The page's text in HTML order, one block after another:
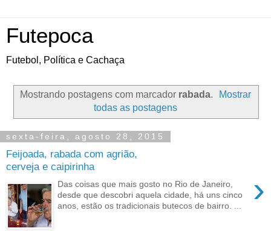
Futepoca
Futebol, Política e Cachaça
Mostrando postagens com marcador rabada.
Mostrar
todas as postagens
sexta-feira, agosto 28, 2015
Feijoada, rabada com agrião,
cerveja e caipirinha
›
Das coisas que mais gosto no Rio de Janeiro,
desde que descobri aquela cidade, há uns cinco
anos, estão os tradicionais butecos de bairro. ...